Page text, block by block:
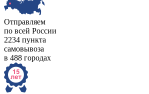
Отправляем
по всей России
2234 пункта
самовывоза
в 488 городах